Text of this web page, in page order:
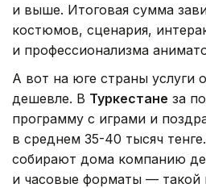
и выше. Итоговая сумма
костюмов, сценария,
и профессионализма
А вот на юге страны услуги
дешевле. В Туркестане за
программу с играми и
в среднем 35-40 тысяч
собирают дома компанию
и часовые форматы — такой